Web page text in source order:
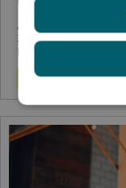
Asendia stellt e-PAQ
Zustelllösung, die
Paketstationen und
Mehr lesen